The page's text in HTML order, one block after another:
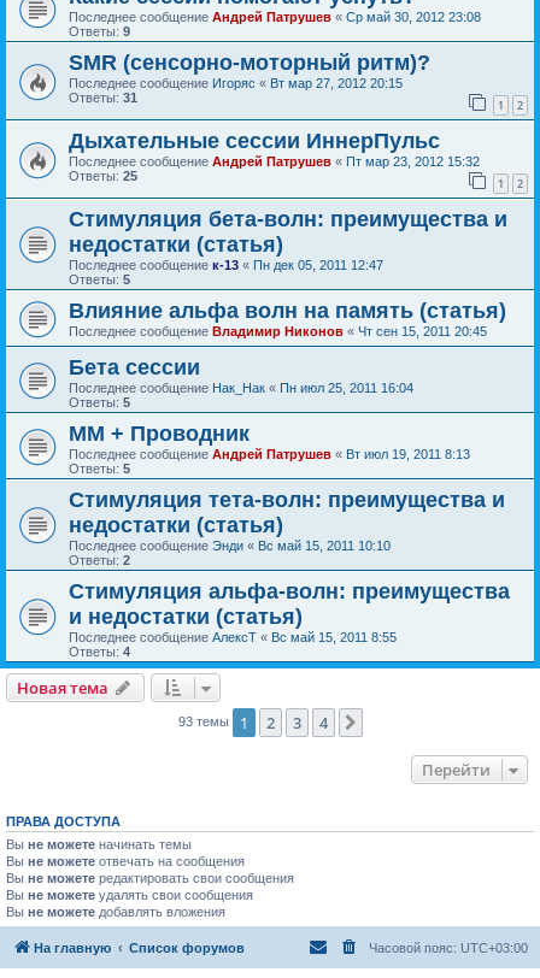
Последнее сообщение Андрей Патрушев « Ср май 30, 2012 23:08
Ответы: 9
SMR (сенсорно-моторный ритм)?
Последнее сообщение Игоряс « Вт мар 27, 2012 20:15
Ответы: 31 1 2
Дыхательные сессии ИннерПульс
Последнее сообщение Андрей Патрушев « Пт мар 23, 2012 15:32
Ответы: 25 1 2
Стимуляция бета-волн: преимущества и
недостатки (статья)
Последнее сообщение к-13 « Пн дек 05, 2011 12:47
Ответы: 5
Влияние альфа волн на память (статья)
Последнее сообщение Владимир Никонов « Чт сен 15, 2011 20:45
Бета сессии
Последнее сообщение Нак_Нак « Пн июл 25, 2011 16:04
Ответы: 5
ММ + Проводник
Последнее сообщение Андрей Патрушев « Вт июл 19, 2011 8:13
Ответы: 5
Стимуляция тета-волн: преимущества и
недостатки (статья)
Последнее сообщение Энди « Вс май 15, 2011 10:10
Ответы: 2
Стимуляция альфа-волн: преимущества
и недостатки (статья)
Последнее сообщение АлексТ « Вс май 15, 2011 8:55
Ответы: 4
Новая тема
93 темы 1 2 3 4
Перейти
ПРАВА ДОСТУПА
Вы не можете начинать темы
Вы не можете отвечать на сообщения
Вы не можете редактировать свои сообщения
Вы не можете удалять свои сообщения
Вы не можете добавлять вложения
На главную Список форумов Часовой пояс: UTC+03:00